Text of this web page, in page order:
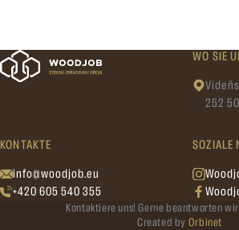
WO SIE
252
KONTAKTE
info@woodjob.eu
+420 605 540 355
SOZIALE
Kontaktiere uns! Gerne beantworten
Created by Orbinet